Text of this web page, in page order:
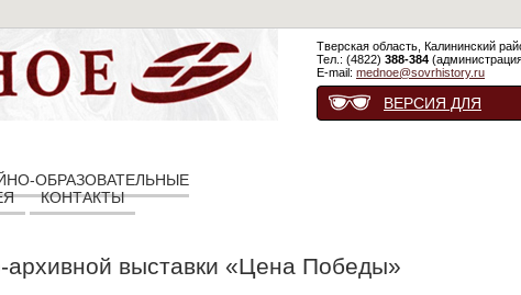
Тверская область, Калининский
Тел.: (4822) 388-384
E-mail: mednoe@sovrhistory.ru
ВЕРСИЯ ДЛЯ
ОБРАЗОВАТЕЛЬНЫЕ
КОНТАКТЫ
выставки «Цена Победы»